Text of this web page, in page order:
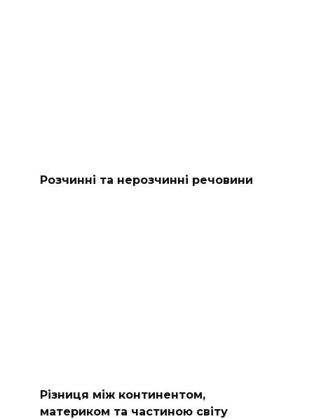
Розчинні та нерозчинні речовини
Різниця між континентом,
материком та частиною світу